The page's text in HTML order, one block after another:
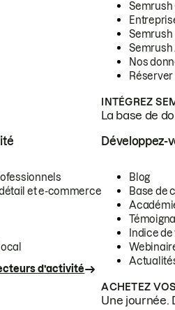
Semrush
Semrush
Semrush
Nos
INTÉGREZ
La base de
et e-commerce
d’activité
Développez-
Blog
Base de
Indice
ACHETEZ
Une journée.